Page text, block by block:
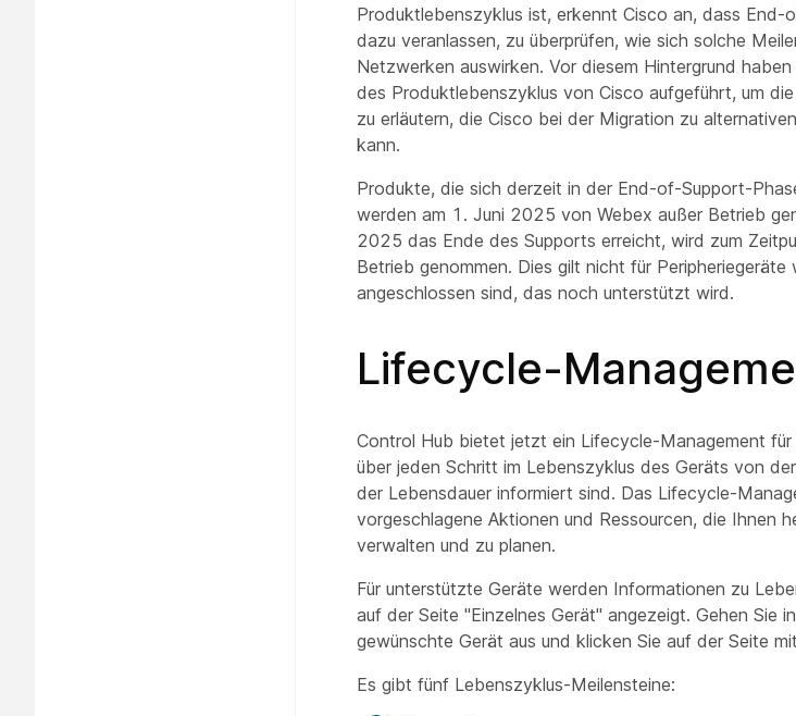
Produktlebenszyklus ist, erkennt Cisco an, dass
dazu veranlassen, zu überprüfen, wie sich solche
Netzwerken auswirken. Vor diesem Hintergrund
des Produktlebenszyklus von Cisco aufgeführt, um
zu erläutern, die Cisco bei der Migration zu
kann.
Produkte, die sich derzeit in der End-of-Support-
werden am 1. Juni 2025 von Webex außer Betrieb
2025 das Ende des Supports erreicht, wird zum
Betrieb genommen. Dies gilt nicht für
angeschlossen sind, das noch unterstützt wird.
Lifecycle-
Control Hub bietet jetzt ein Lifecycle-Management
über jeden Schritt im Lebenszyklus des Geräts von
der Lebensdauer informiert sind. Das Lifecycle-
vorgeschlagene Aktionen und Ressourcen, die Ihnen
verwalten und zu planen.
Für unterstützte Geräte werden Informationen zu
auf der Seite "Einzelnes Gerät" angezeigt. Gehen Sie
gewünschte Gerät aus und klicken Sie auf der Seite
Es gibt fünf Lebenszyklus-Meilensteine: